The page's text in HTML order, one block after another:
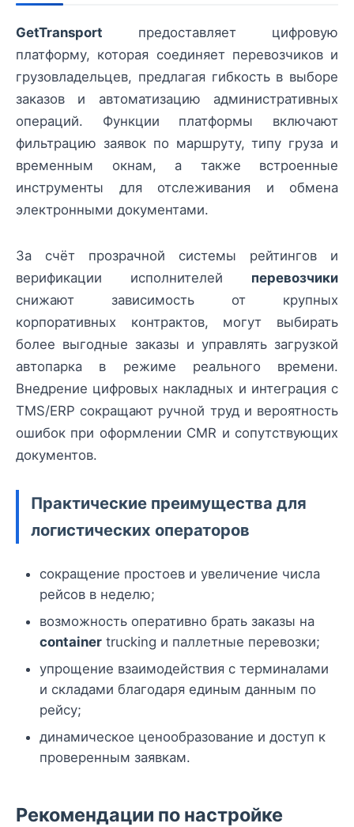
GetTransport предоставляет цифровую
платформу, которая соединяет перевозчиков и
грузовладельцев, предлагая гибкость в выборе
заказов и автоматизацию административных
операций. Функции платформы включают
фильтрацию заявок по маршруту, типу груза и
временным окнам, а также встроенные
инструменты для отслеживания и обмена
электронными документами.
За счёт прозрачной системы рейтингов и
верификации исполнителей перевозчики
снижают зависимость от крупных
корпоративных контрактов, могут выбирать
более выгодные заказы и управлять загрузкой
автопарка в режиме реального времени.
Внедрение цифровых накладных и интеграция с
TMS/ERP сокращают ручной труд и вероятность
ошибок при оформлении СMR и сопутствующих
документов.
Практические преимущества для
логистических операторов
сокращение простоев и увеличение числа
рейсов в неделю;
возможность оперативно брать заказы на
container trucking и паллетные перевозки;
упрощение взаимодействия с терминалами
и складами благодаря единым данным по
рейсу;
динамическое ценообразование и доступ к
проверенным заявкам.
Рекомендации по настройке